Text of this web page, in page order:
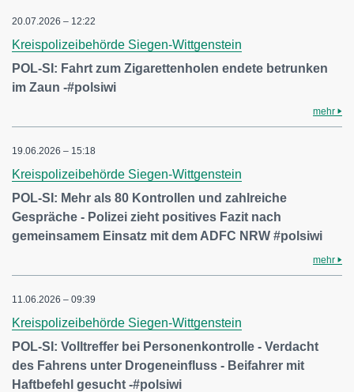
20.07.2026 – 12:22
Kreispolizeibehörde Siegen-Wittgenstein
POL-SI: Fahrt zum Zigarettenholen endete betrunken
im Zaun -#polsiwi
mehr
19.06.2026 – 15:18
Kreispolizeibehörde Siegen-Wittgenstein
POL-SI: Mehr als 80 Kontrollen und zahlreiche
Gespräche - Polizei zieht positives Fazit nach
gemeinsamem Einsatz mit dem ADFC NRW #polsiwi
mehr
11.06.2026 – 09:39
Kreispolizeibehörde Siegen-Wittgenstein
POL-SI: Volltreffer bei Personenkontrolle - Verdacht
des Fahrens unter Drogeneinfluss - Beifahrer mit
Haftbefehl gesucht -#polsiwi